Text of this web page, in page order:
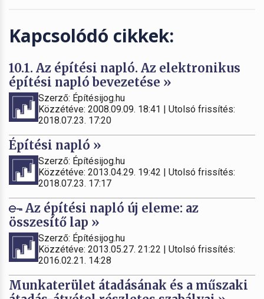
Kapcsolódó cikkek:
10.1. Az építési napló. Az elektronikus
építési napló bevezetése »
Szerző: Építésijog.hu
Közzétéve: 2008.09.09. 18:41 | Utolsó frissítés:
2018.07.23. 17:20
Építési napló »
Szerző: Építésijog.hu
Közzétéve: 2013.04.29. 19:42 | Utolsó frissítés:
2018.07.23. 17:17
Az építési napló új eleme: az
összesítő lap »
Szerző: Építésijog.hu
Közzétéve: 2013.05.27. 21:22 | Utolsó frissítés:
2016.02.21. 14:28
Munkaterület átadásának és a műszaki